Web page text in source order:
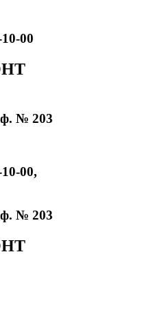
00
№ 203
00,
№ 203